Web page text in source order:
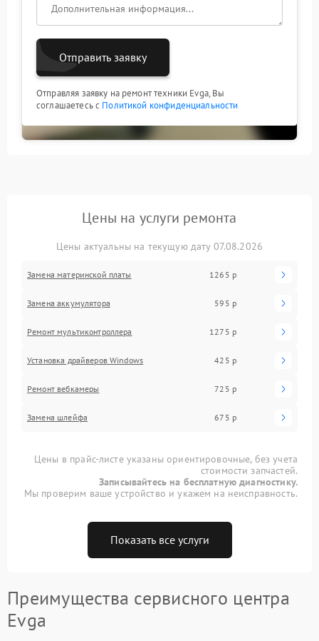
Отправить заявку
Отправляя заявку на ремонт техники Evga, Вы
соглашаетесь с Политикой конфиденциальности
Цены на услуги ремонта
Цены актуальны на текущую дату 07.08.2026
Замена материнской платы 1265 р
Замена аккумулятора 595 р
Ремонт мультиконтроллера 1275 р
Установка драйверов Windows 425 р
Ремонт вебкамеры 725 р
Замена шлейфа 675 р
Цены в прайс-листе указаны ориентировочные, без учета
стоимости запчастей.
Записывайтесь на бесплатную диагностику.
Мы проверим ваше устройство и укажем на неисправность.
Показать все услуги
Преимущества сервисного центра
Evga